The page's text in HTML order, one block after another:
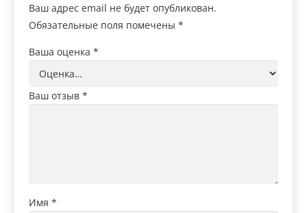
Ваш адрес email не будет опубликован.
Обязательные поля помечены *
Ваша оценка *
Ваш отзыв *
Имя *